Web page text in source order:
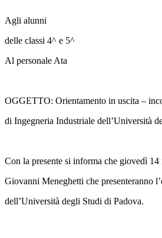
Agli alunni
delle classi 4^ e 5^
Al personale Ata
OGGETTO: Orientamento in uscita –
di Ingegneria Industriale dell’Università
Con la presente si informa che giovedì 14
Giovanni Meneghetti che presenteranno
dell’Università degli Studi di Padova.